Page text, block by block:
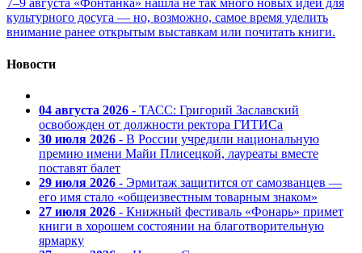
7–9 августа «Фонтанка» нашла не так много новых идей для
культурного досуга — но, возможно, самое время уделить
внимание ранее открытым выставкам или почитать книги.
Новости
04 августа 2026 - ТАСС: Григорий Заславский
освобожден от должности ректора ГИТИСа
30 июля 2026 - В России учредили национальную
премию имени Майи Плисецкой, лауреаты вместе
поставят балет
29 июля 2026 - Эрмитаж защитится от самозванцев —
его имя стало «общеизвестным товарным знаком»
27 июля 2026 - Книжный фестиваль «Фонарь» примет
книги в хорошем состоянии на благотворительную
ярмарку